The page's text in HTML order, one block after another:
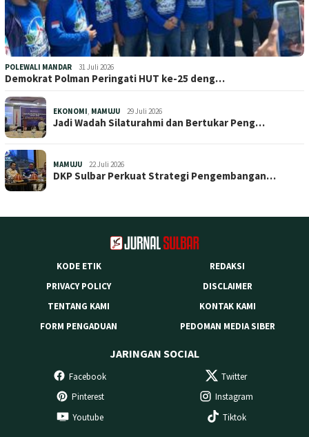
POLEWALI MANDAR 31 Juli 2026
Demokrat Polman Peringati HUT ke-25 deng…
EKONOMI MAMUJU 29 Juli 2026
Jadi Wadah Silaturahmi dan Bertukar Peng…
MAMUJU 22 Juli 2026
DKP Sulbar Perkuat Strategi Pengembangan…
KODE ETIK
REDAKSI
PRIVACY POLICY
DISCLAIMER
TENTANG KAMI
KONTAK KAMI
FORM PENGADUAN
PEDOMAN MEDIA SIBER
JARINGAN SOCIAL
Facebook
Twitter
Pinterest
Instagram
Youtube
Tiktok